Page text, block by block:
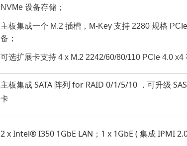
NVMe 设备存储；
主板集成一个 M.2 插槽，M-Key 支持 2280 规格
备；
可选扩展卡支持 4 x M.2 2242/60/80/110 PCIe 4.0 x4
主板集成 SATA 阵列 for RAID 0/1/5/10 ，可升级
卡
2 x Intel® I350 1GbE LAN；1 x 1GbE ( 集成 IPMI